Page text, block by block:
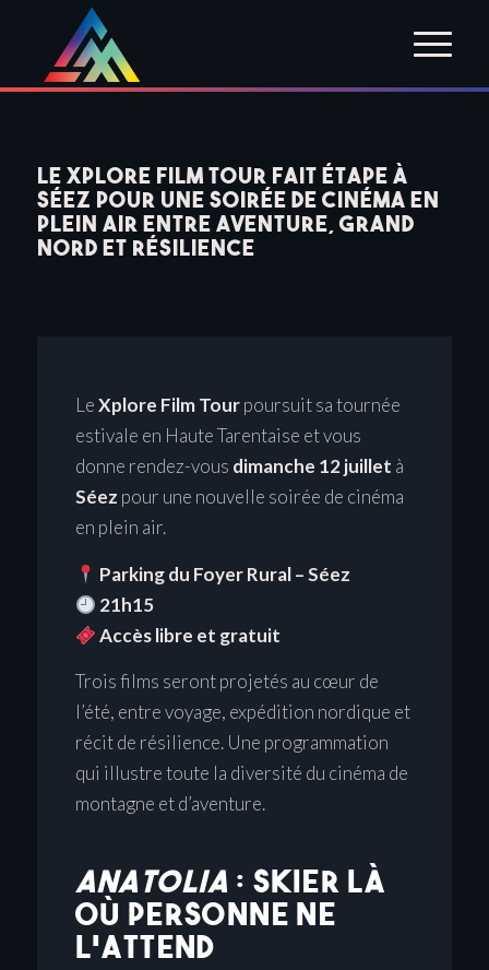
Le Xplore Film Tour fait étape à
Séez pour une soirée de cinéma en
plein air entre aventure, Grand
Nord et résilience
LeXplore Film Tourpoursuit sa tournée
estivale en Haute Tarentaise et vous
donne rendez-vous dimanche 12 juillet à
Séez pour une nouvelle soirée de cinéma
en plein air.
Parking du Foyer Rural – Séez
21h15
Accès libre et gratuit
Trois films seront projetés au cœur de
l’été, entre voyage, expédition nordique et
récit de résilience. Une programmation
qui illustre toute la diversité du cinéma de
montagne et d’aventure.
ANATOLIA : SKIER LÀ
OÙ PERSONNE NE
L’ATTEND